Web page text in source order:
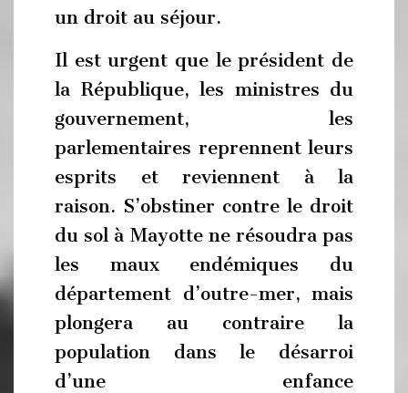
un droit au séjour.
Il est urgent que le président de
la République, les ministres du
gouvernement, les
parlementaires reprennent leurs
esprits et reviennent à la
raison. S’obstiner contre le droit
du sol à Mayotte ne résoudra pas
les maux endémiques du
département d’outre-mer, mais
plongera au contraire la
population dans le désarroi
d’une enfance